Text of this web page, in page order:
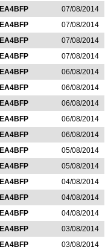
EA4BFP
07/08/2014
EA4BFP
07/08/2014
EA4BFP
07/08/2014
EA4BFP
07/08/2014
EA4BFP
06/08/2014
EA4BFP
06/08/2014
EA4BFP
06/08/2014
EA4BFP
06/08/2014
EA4BFP
06/08/2014
EA4BFP
05/08/2014
EA4BFP
05/08/2014
EA4BFP
04/08/2014
EA4BFP
04/08/2014
EA4BFP
04/08/2014
EA4BFP
03/08/2014
EA4BFP
03/08/2014